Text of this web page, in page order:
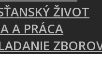
ŽIVOT
A PRÁCA